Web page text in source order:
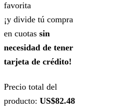
favorita
¡y divide tú compra
en cuotas sin
necesidad de tener
tarjeta de crédito!
Precio total del
producto: US$82.48